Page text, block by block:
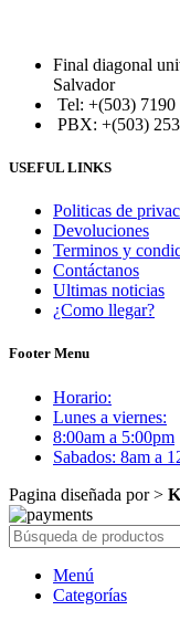
Final diagonal
Salvador
Tel: +(503) 7190
PBX: +(503)
USEFUL LINKS
Politicas de
Devoluciones
Terminos y
Contáctanos
Ultimas noticias
¿Como llegar?
Footer Menu
Horario:
Lunes a viernes:
8:00am a 5:00pm
Sabados: 8am a
Pagina diseñada por >
Menú
Categorías